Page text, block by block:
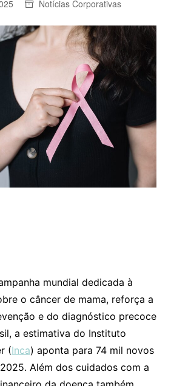
Notícias Corporativas
mundial dedicada à
o câncer de mama, reforça a
e do diagnóstico precoce
a estimativa do Instituto
(Inca) aponta para 74 mil novos
Além dos cuidados com a